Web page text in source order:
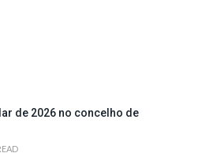
de 2026 no concelho de